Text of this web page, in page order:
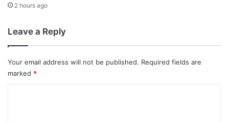
र 2 hours ago
Leave a Reply
Your email address will not be published. Required fields are
marked *